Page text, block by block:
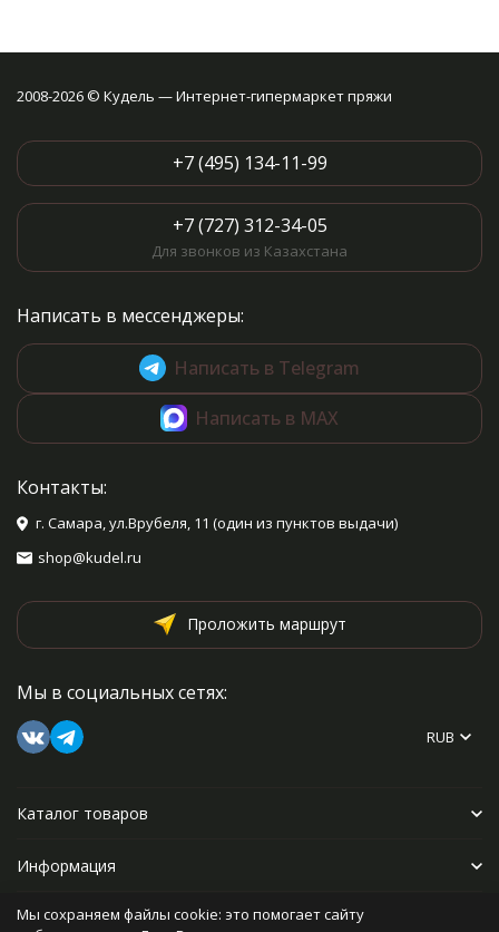
2008-2026 © Кудель — Интернет-гипермаркет пряжи
+7 (495) 134-11-99
+7 (727) 312-34-05
Для звонков из Казахстана
Написать в мессенджеры:
Написать в Telegram
Написать в MAX
Контакты:
г. Самара, ул.Врубеля, 11 (один из пунктов выдачи)
shop@kudel.ru
Проложить маршрут
Мы в социальных сетях:
RUB
Каталог товаров
Информация
Прочее
Мы сохраняем файлы cookie: это помогает сайту